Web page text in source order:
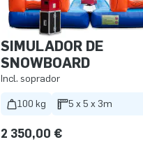
SIMULADOR DE
SNOWBOARD
Incl. soprador
100 kg 5 x 5 x 3m
2 350,00 €